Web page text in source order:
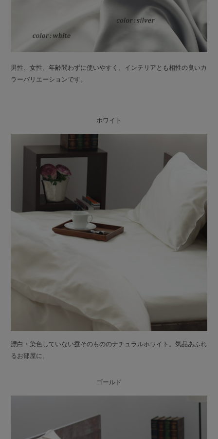
男性、女性、年齢問わずに使いやすく、インテリアとも相性の良いカ
ラーバリエーションです。
ホワイト
漂白・染色していない蚕そのもののナチュラルホワイト。気品あふれ
るお部屋に。
ゴールド